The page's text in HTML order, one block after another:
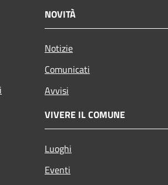
NOVITÀ
Notizie
Comunicati
Avvisi
VIVERE IL COMUNE
Luoghi
Eventi